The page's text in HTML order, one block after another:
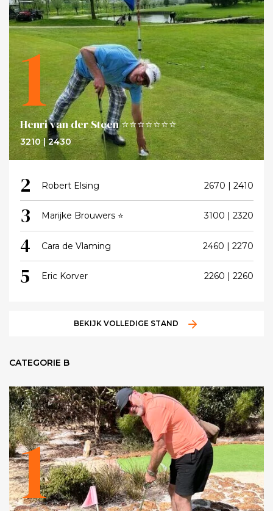
1
Henri van der Steen ⭐⭐⭐⭐⭐⭐⭐
3210 | 2430
2 Robert Elsing 2670 | 2410
3 Marijke Brouwers ⭐ 3100 | 2320
4 Cara de Vlaming 2460 | 2270
5 Eric Korver 2260 | 2260
BEKIJK VOLLEDIGE STAND
CATEGORIE B
1